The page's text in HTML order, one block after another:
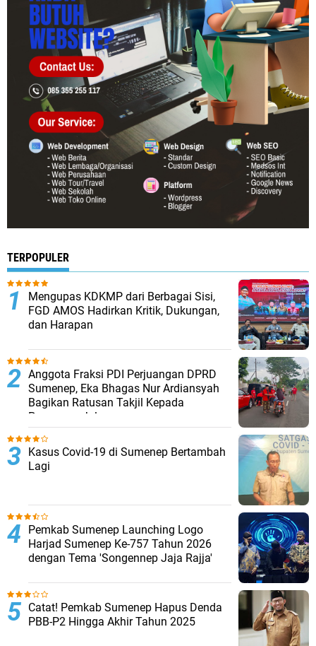
TERPOPULER
Mengupas KDKMP dari Berbagai Sisi,
FGD AMOS Hadirkan Kritik, Dukungan,
dan Harapan
Anggota Fraksi PDI Perjuangan DPRD
Sumenep, Eka Bhagas Nur Ardiansyah
Bagikan Ratusan Takjil Kepada
Pengguna Jalan
Kasus Covid-19 di Sumenep Bertambah
Lagi
Pemkab Sumenep Launching Logo
Harjad Sumenep Ke-757 Tahun 2026
dengan Tema 'Songennep Jaja Rajja'
Catat! Pemkab Sumenep Hapus Denda
PBB-P2 Hingga Akhir Tahun 2025